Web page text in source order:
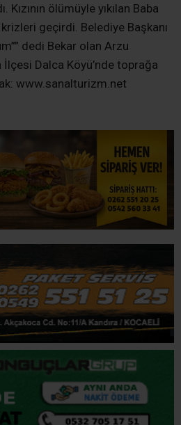
Kızının ölümüyle yıkılan Baba
geçirdi. Belediye Başkanı
dedi Bekar olan Arzu
İlçesi Dalca Köyü’nde toprağa
www.sanalturizm.net